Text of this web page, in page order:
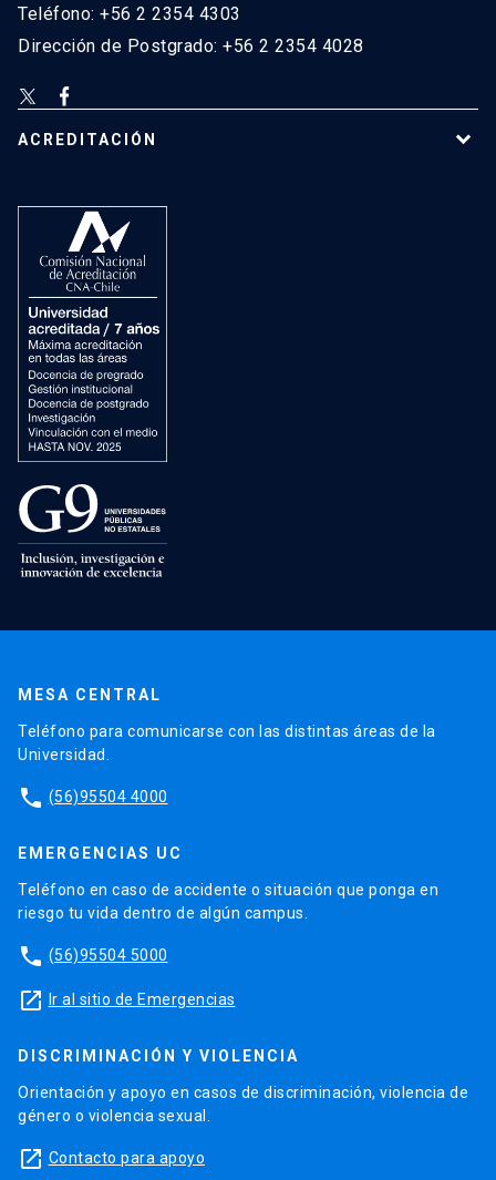
Teléfono: +56 2 2354 4303
Dirección de Postgrado: +56 2 2354 4028
ACREDITACIÓN
MESA CENTRAL
Teléfono para comunicarse con las distintas áreas de la
Universidad.
phone (56)95504 4000
EMERGENCIAS UC
Teléfono en caso de accidente o situación que ponga en
riesgo tu vida dentro de algún campus.
phone (56)95504 5000
launch Ir al sitio de Emergencias
DISCRIMINACIÓN Y VIOLENCIA
Orientación y apoyo en casos de discriminación, violencia de
género o violencia sexual.
launch Contacto para apoyo